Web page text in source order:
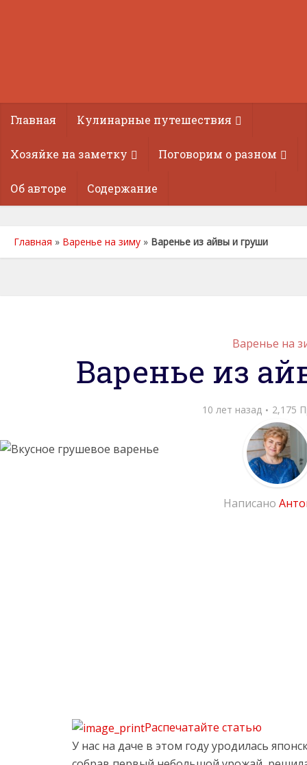
Главная Кулинарные путешествия
Хозяйке на заметку Поговорим о разном
Об авторе Содержание
Главная » Варенье на зиму » Варенье из айвы и груши
Варенье на
Варенье из
10 лет назад 2,175
Написано
Распечатайте статью
У нас на даче в этом году уродилась